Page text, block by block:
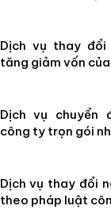
Dịch vụ thay đổi
tăng giảm vốn
Dịch vụ chuyển
công ty trọn gói
Dịch vụ thay đổi
theo pháp luật